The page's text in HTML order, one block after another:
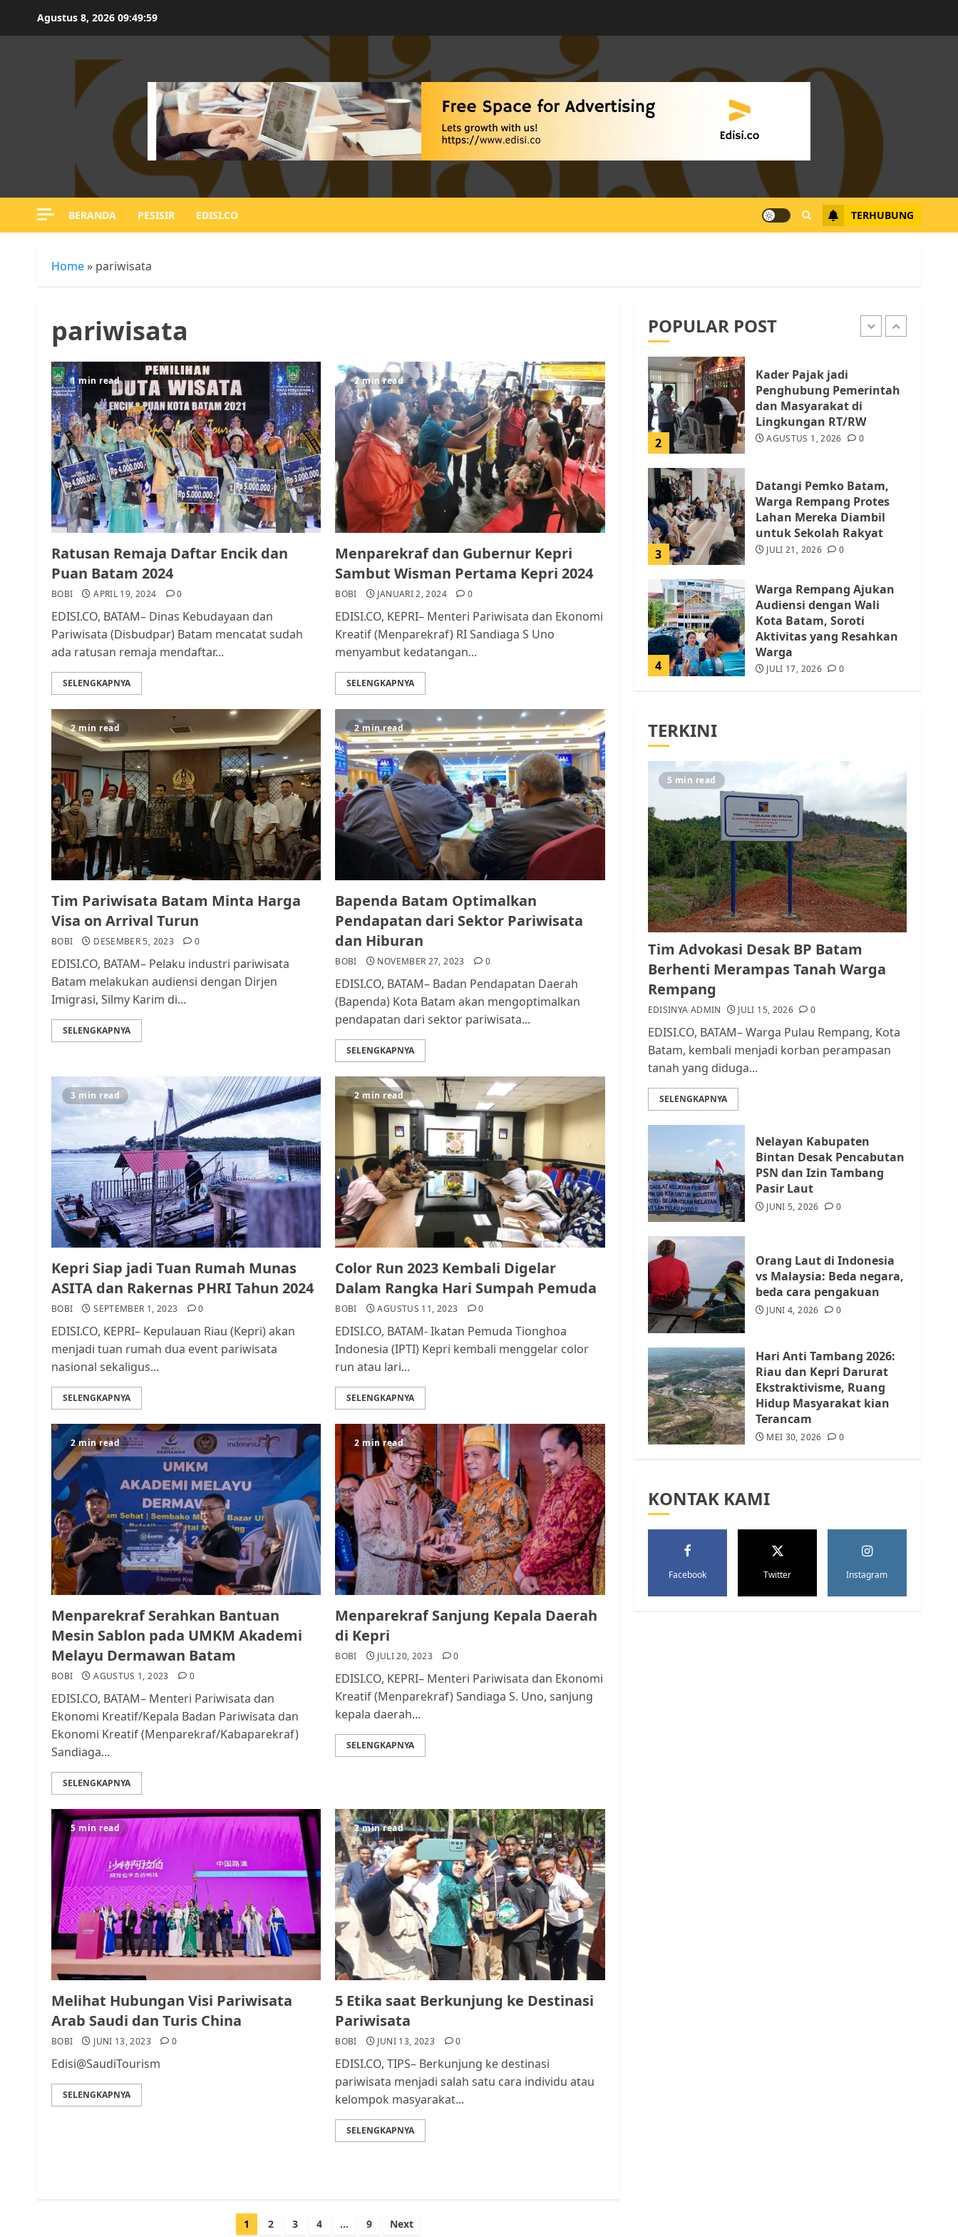
Agustus 8, 2026 09:50:01
BERANDA PESISIR EDISI.CO TERHUBUNG
Home » pariwisata
pariwisata
1 min read
Ratusan Remaja Daftar Encik dan
Puan Batam 2024
BOBI APRIL 19, 2024 0
EDISI.CO, BATAM– Dinas Kebudayaan dan
Pariwisata (Disbudpar) Batam mencatat sudah
ada ratusan remaja mendaftar...
SELENGKAPNYA
2 min read
Menparekraf dan Gubernur Kepri
Sambut Wisman Pertama Kepri 2024
BOBI JANUARI 2, 2024 0
EDISI.CO, KEPRI– Menteri Pariwisata dan Ekonomi
Kreatif (Menparekraf) RI Sandiaga S Uno
menyambut kedatangan...
SELENGKAPNYA
2 min read
Tim Pariwisata Batam Minta Harga
Visa on Arrival Turun
BOBI DESEMBER 5, 2023 0
EDISI.CO, BATAM– Pelaku industri pariwisata
Batam melakukan audiensi dengan Dirjen
Imigrasi, Silmy Karim di...
SELENGKAPNYA
2 min read
Bapenda Batam Optimalkan
Pendapatan dari Sektor Pariwisata
dan Hiburan
BOBI NOVEMBER 27, 2023 0
EDISI.CO, BATAM– Badan Pendapatan Daerah
(Bapenda) Kota Batam akan mengoptimalkan
pendapatan dari sektor pariwisata...
SELENGKAPNYA
3 min read
Kepri Siap jadi Tuan Rumah Munas
ASITA dan Rakernas PHRI Tahun 2024
BOBI SEPTEMBER 1, 2023 0
EDISI.CO, KEPRI– Kepulauan Riau (Kepri) akan
menjadi tuan rumah dua event pariwisata
nasional sekaligus...
SELENGKAPNYA
2 min read
Color Run 2023 Kembali Digelar
Dalam Rangka Hari Sumpah Pemuda
BOBI AGUSTUS 11, 2023 0
EDISI.CO, BATAM- Ikatan Pemuda Tionghoa
Indonesia (IPTI) Kepri kembali menggelar color
run atau lari...
SELENGKAPNYA
2 min read
Menparekraf Serahkan Bantuan
Mesin Sablon pada UMKM Akademi
Melayu Dermawan Batam
BOBI AGUSTUS 1, 2023 0
EDISI.CO, BATAM– Menteri Pariwisata dan
Ekonomi Kreatif/Kepala Badan Pariwisata dan
Ekonomi Kreatif (Menparekraf/Kabaparekraf)
Sandiaga...
SELENGKAPNYA
2 min read
Menparekraf Sanjung Kepala Daerah
di Kepri
BOBI JULI 20, 2023 0
EDISI.CO, KEPRI– Menteri Pariwisata dan Ekonomi
Kreatif (Menparekraf) Sandiaga S. Uno, sanjung
kepala daerah...
SELENGKAPNYA
5 min read
Melihat Hubungan Visi Pariwisata
Arab Saudi dan Turis China
BOBI JUNI 13, 2023 0
Edisi@SaudiTourism
SELENGKAPNYA
2 min read
5 Etika saat Berkunjung ke Destinasi
Pariwisata
BOBI JUNI 13, 2023 0
EDISI.CO, TIPS– Berkunjung ke destinasi
pariwisata menjadi salah satu cara individu atau
kelompok masyarakat...
SELENGKAPNYA
1 2 3 4 … 9 Next
POPULAR POST
Warga Rempang Ajukan
Kota Batam, Soroti
Aktivitas yang Resahkan
0
Batam Berhenti
Merampas Tanah Warga
Rempang
JULI 15, 2026
1 AGUSTUS 1, 2026
2
Kader Pajak jadi
Penghubung Pemerintah
dan Masyarakat di
Lingkungan RT/RW
AGUSTUS 1, 2026 0
3
Datangi Pemko Batam,
Warga Rempang Protes
Lahan Mereka Diambil
untuk Sekolah Rakyat
JULI 21, 2026 0
4
Warga Rempang Ajukan
Audiensi dengan Wali
Kota Batam, Soroti
Aktivitas yang Resahkan
Warga
JULI 17, 2026 0
5 JULI 15, 2026
1
Pemko Batam Tegaskan
RT dan RW bukan Petugas
Pendataan dan
Pemungutan Pajak
AGUSTUS 1, 2026 0
2
Kader Pajak jadi
Penghubung Pemerintah
dan Masyarakat di
Lingkungan RT/RW
3
Datangi Pemko Batam,
Warga Rempang Protes
Lahan Mereka Diambil
4
Warga Rempang Ajukan
Audiensi dengan Wali
Kota Batam, Soroti
Aktivitas yang Resahkan
Warga
5
Tim Advokasi Desak BP
Batam Berhenti
Merampas Tanah Warga
Rempang
TERKINI
5 min read
Tim Advokasi Desak BP Batam
Berhenti Merampas Tanah Warga
Rempang
EDISINYA ADMIN JULI 15, 2026 0
EDISI.CO, BATAM– Warga Pulau Rempang, Kota
Batam, kembali menjadi korban perampasan
tanah yang diduga...
SELENGKAPNYA
Nelayan Kabupaten
Bintan Desak Pencabutan
PSN dan Izin Tambang
Pasir Laut
JUNI 5, 2026 0
Orang Laut di Indonesia
vs Malaysia: Beda negara,
beda cara pengakuan
JUNI 4, 2026 0
Hari Anti Tambang 2026:
Riau dan Kepri Darurat
Ekstraktivisme, Ruang
Hidup Masyarakat kian
Terancam
MEI 30, 2026 0
KONTAK KAMI
Facebook Twitter Instagram